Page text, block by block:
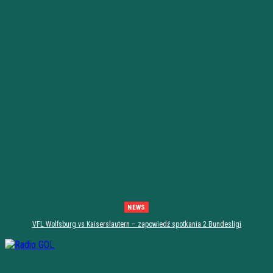
NEWS
VFL Wolfsburg vs Kaiserslautern – zapowiedź spotkania 2 Bundesligi